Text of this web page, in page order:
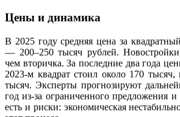
Цены и динамика
В 2025 году средняя цена за
— 200–250 тысяч рублей.
чем вторичка. За последние два года
2023-м квадрат стоил около 170
тысяч. Эксперты прогнозируют
год из-за ограниченного предложения
есть и риски: экономическая